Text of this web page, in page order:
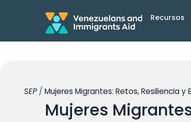
Recursos
SEP /Mujeres Migrantes: Retos, Resiliencia y
Mujeres